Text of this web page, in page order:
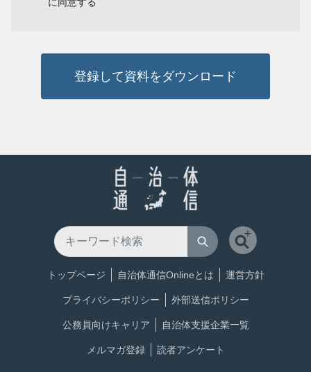
登録して資料をダウンロード
トップページ 自治体通信Onlineとは 運営方針
プライバシーポリシー 外部送信ポリシー
公務員向けキャリア 自治体支援企業一覧
メルマガ登録 読者アンケート